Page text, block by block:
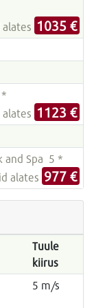
1035 €
1123 €
and Spa 5 *
alates 977 €
Tuule
kiirus
5 m/s